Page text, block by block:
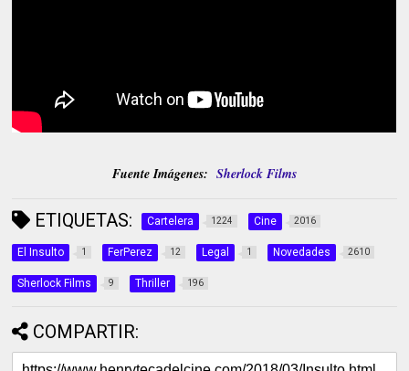
Fuente Imágenes: Sherlock Films
ETIQUETAS: Cartelera 1224 Cine 2016
El Insulto 1 FerPerez 12 Legal 1 Novedades 2610
Sherlock Films 9 Thriller 196
COMPARTIR: